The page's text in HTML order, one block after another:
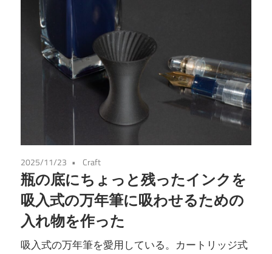
2025/11/23 Craft
瓶の底にちょっと残ったインクを
吸入式の万年筆に吸わせるための
入れ物を作った
吸入式の万年筆を愛用している。カートリッジ式